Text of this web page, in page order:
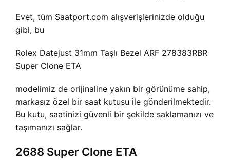
Evet, tüm Saatport.com alışverişlerinizde olduğu
gibi, bu
Rolex Datejust 31mm Taşlı Bezel ARF 278383RBR
Super Clone ETA
modelimiz de orijinaline yakın bir görünüme sahip,
markasız özel bir saat kutusu ile gönderilmektedir.
Bu kutu, saatinizi güvenli bir şekilde saklamanızı ve
taşımanızı sağlar.
2688 Super Clone ETA